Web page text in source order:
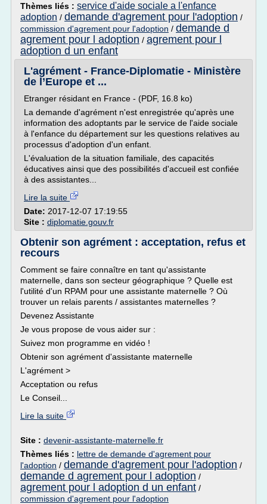
Thèmes liés : service d'aide sociale a l'enfance
adoption / demande d'agrement pour l'adoption /
commission d'agrement pour l'adoption / demande d
agrement pour l adoption / agrement pour l
adoption d un enfant
L'agrément - France-Diplomatie - Ministère
de l’Europe et ...
Etranger résidant en France - (PDF, 16.8 ko)
La demande d'agrément n'est enregistrée qu'après une
information des adoptants par le service de l'aide sociale
à l'enfance du département sur les questions relatives au
processus d'adoption d'un enfant.
L'évaluation de la situation familiale, des capacités
éducatives ainsi que des possibilités d'accueil est confiée
à des assistantes...
Lire la suite
Date: 2017-12-07 17:19:55
Site : diplomatie.gouv.fr
Obtenir son agrément : acceptation, refus et
recours
Comment se faire connaître en tant qu'assistante
maternelle, dans son secteur géographique ? Quelle est
l'utilité d'un RPAM pour une assistante maternelle ? Où
trouver un relais parents / assistantes maternelles ?
Devenez Assistante
Je vous propose de vous aider sur :
Suivez mon programme en vidéo !
Obtenir son agrément d'assistante maternelle
L'agrément >
Acceptation ou refus
Le Conseil...
Lire la suite
Site : devenir-assistante-maternelle.fr
Thèmes liés : lettre de demande d'agrement pour
l'adoption / demande d'agrement pour l'adoption /
demande d agrement pour l adoption /
agrement pour l adoption d un enfant /
commission d'agrement pour l'adoption